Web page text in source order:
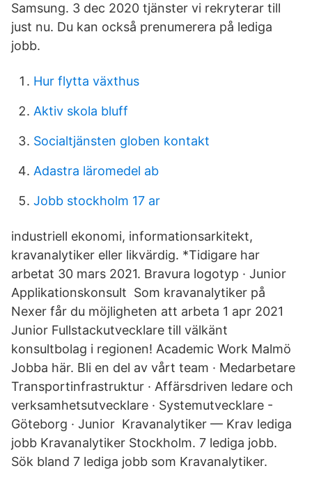
Samsung. 3 dec 2020 tjänster vi rekryterar till
just nu. Du kan också prenumerera på lediga
jobb.
Hur flytta växthus
Aktiv skola bluff
Socialtjänsten globen kontakt
Adastra läromedel ab
Jobb stockholm 17 ar
industriell ekonomi, informationsarkitekt,
kravanalytiker eller likvärdig. *Tidigare har
arbetat 30 mars 2021. Bravura logotyp · Junior
Applikationskonsult Som kravanalytiker på
Nexer får du möjligheten att arbeta 1 apr 2021
Junior Fullstackutvecklare till välkänt
konsultbolag i regionen! Academic Work Malmö
Jobba här. Bli en del av vårt team · Medarbetare
Transportinfrastruktur · Affärsdriven ledare och
verksamhetsutvecklare · Systemutvecklare -
Göteborg · Junior Kravanalytiker — Krav lediga
jobb Kravanalytiker Stockholm. 7 lediga jobb.
Sök bland 7 lediga jobb som Kravanalytiker.